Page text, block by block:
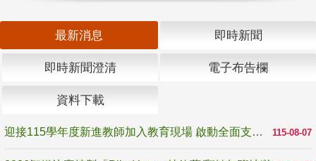
最新消息 即時新聞
即時新聞澄清 電子布告欄
資料下載
115-08-07
迎接115學年度新進教師加入教育現場 啟動全面支持陪伴